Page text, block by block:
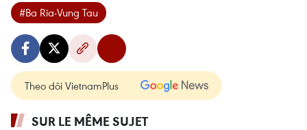
#Ba Ria-Vung Tau
Theo dõi VietnamPlus
SUR LE MÊME SUJET